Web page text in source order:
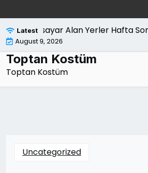
to
content
Latest
Bilgisayar Alan Yerler Hafta
August 9, 2026
Toptan Kostüm
Toptan Kostüm
Uncategorized